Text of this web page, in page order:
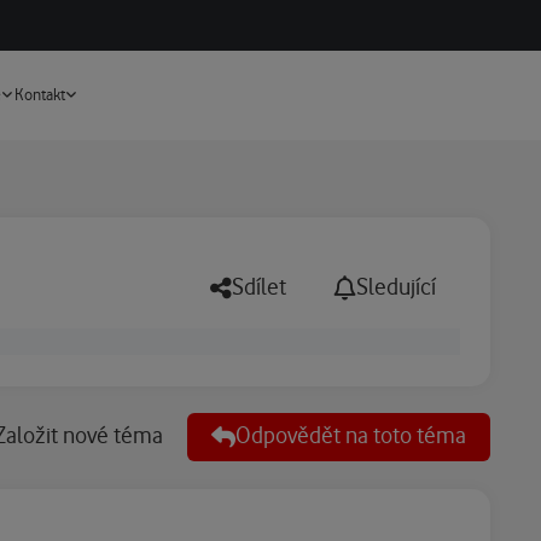
Kontakt
Sdílet Sledující
nové téma Odpovědět na toto téma